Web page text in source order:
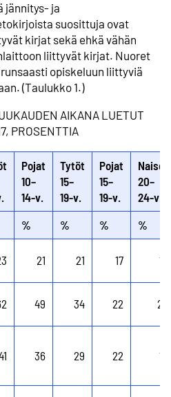
jännitys- ja
suosittuja ovat
kirjat sekä ehkä vähän
liittyvät kirjat. Nuoret
opiskeluun liittyviä
(Taulukko 1.)
AIKANA LUETUT
PROSENTTIA
Pojat
10–
14-v.
Tytöt
15–
19-v.
Pojat
15–
19-v.
Naiset
20–
24-v.
% % %
%
21 21 17 18
49 34 22 25
36 29 22 19